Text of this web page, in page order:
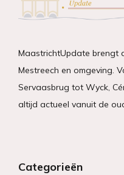
MaastrichtUpdate brengt
Mestreech en omgeving.
Servaasbrug tot Wyck,
altijd actueel vanuit de
Categorieën